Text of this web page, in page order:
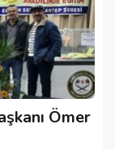
Ömer